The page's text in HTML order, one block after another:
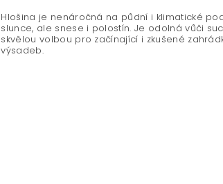
Hlošina je nenáročná na půdní i klimatické
slunce, ale snese i polostín. Je odolná vůči
skvělou volbou pro začínající i zkušené
výsadeb.